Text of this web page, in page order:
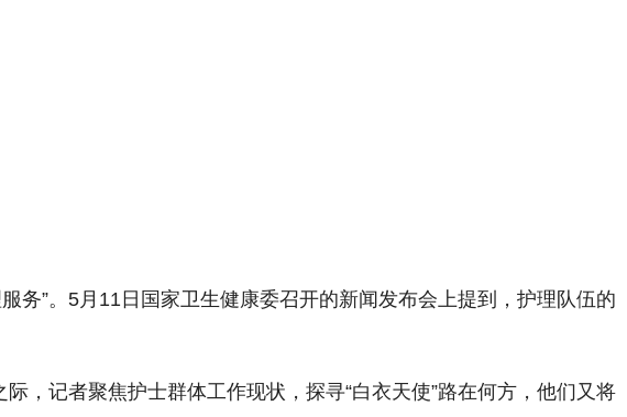
务”。5月11日国家卫生健康委召开的新闻发布会上提到，护理队伍的
，记者聚焦护士群体工作现状，探寻“白衣天使”路在何方，他们又将